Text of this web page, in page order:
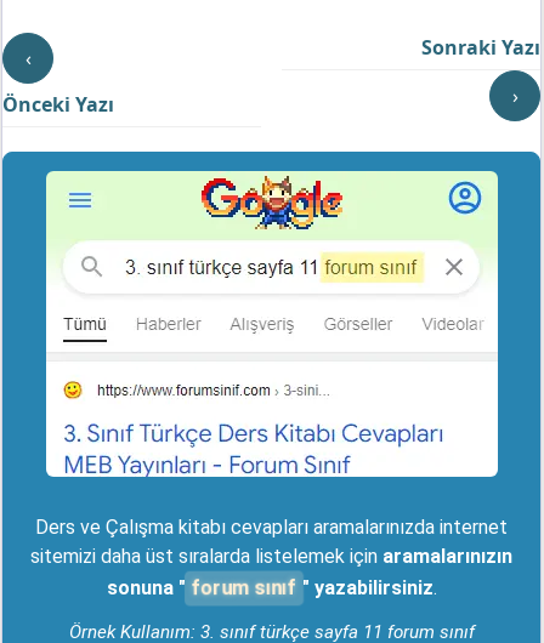
‹
Önceki Yazı
Sonraki Yazı
›
Ders ve Çalışma kitabı cevapları aramalarınızda internet
sitemizi daha üst sıralarda listelemek için aramalarınızın
sonuna " forum sınıf " yazabilirsiniz.
Örnek Kullanım: 3. sınıf türkçe sayfa 11 forum sınıf